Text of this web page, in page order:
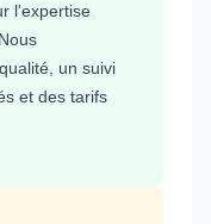
l'expertise
un suivi
et des tarifs